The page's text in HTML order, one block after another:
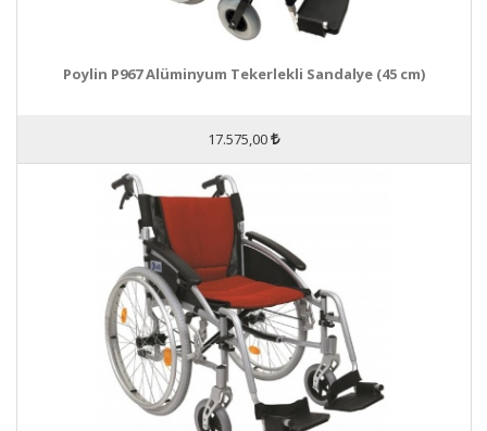
Poylin P967 Alüminyum Tekerlekli Sandalye (45 cm)
17.575,00